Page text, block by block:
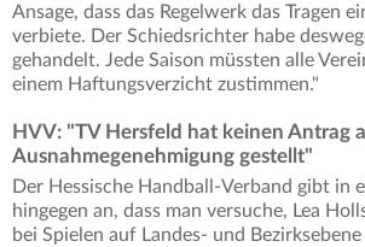
Ansage, dass das Regelwerk das Tragen
verbiete. Der Schiedsrichter habe
gehandelt. Jede Saison müssten alle
einem Haftungsverzicht zustimmen."
HVV: "TV Hersfeld hat keinen Antrag
Ausnahmegenehmigung gestellt"
Der Hessische Handball-Verband gibt in
hingegen an, dass man versuche, Lea
bei Spielen auf Landes- und